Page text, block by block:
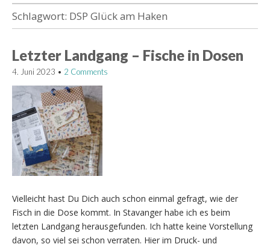
Schlagwort: DSP Glück am Haken
Letzter Landgang – Fische in Dosen
4. Juni 2023 • 2 Comments
Vielleicht hast Du Dich auch schon einmal gefragt, wie der
Fisch in die Dose kommt. In Stavanger habe ich es beim
letzten Landgang herausgefunden. Ich hatte keine Vorstellung
davon, so viel sei schon verraten. Hier im Druck- und